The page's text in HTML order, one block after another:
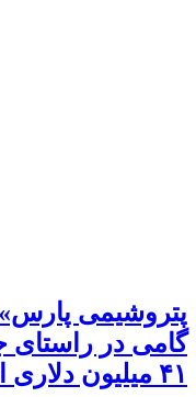
پتروشیمی پارس»
گامی در راستای
۴۱ میلیون دلاری اتان